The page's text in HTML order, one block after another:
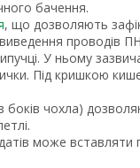
бачення.
, що дозволяють
виведення проводів
У ньому
Під кришкою
чохла)
може